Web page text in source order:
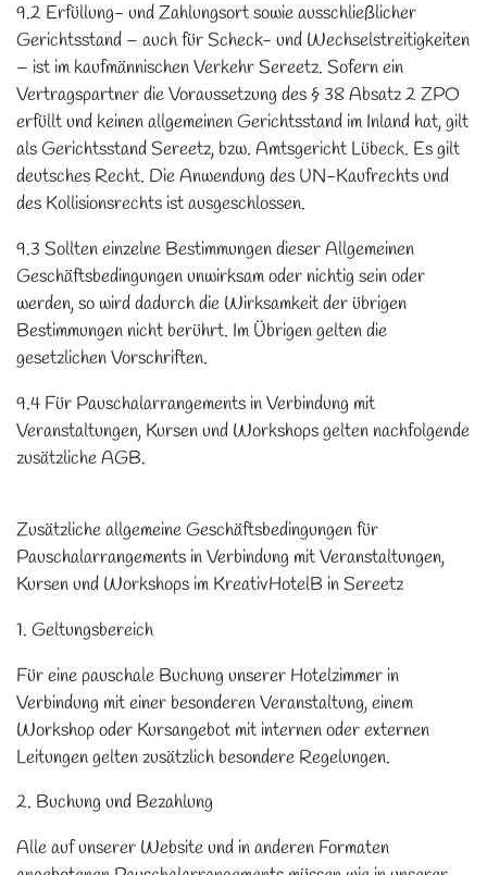
9.2 Erfüllung- und Zahlungsort sowie ausschließlicher
Gerichtsstand – auch für Scheck- und Wechselstreitigkeiten
– ist im kaufmännischen Verkehr Sereetz. Sofern ein
Vertragspartner die Voraussetzung des § 38 Absatz 2 ZPO
erfüllt und keinen allgemeinen Gerichtsstand im Inland hat, gilt
als Gerichtsstand Sereetz, bzw. Amtsgericht Lübeck. Es gilt
deutsches Recht. Die Anwendung des UN-Kaufrechts und
des Kollisionsrechts ist ausgeschlossen.
9.3 Sollten einzelne Bestimmungen dieser Allgemeinen
Geschäftsbedingungen unwirksam oder nichtig sein oder
werden, so wird dadurch die Wirksamkeit der übrigen
Bestimmungen nicht berührt. Im Übrigen gelten die
gesetzlichen Vorschriften.
9.4 Für Pauschalarrangements in Verbindung mit
Veranstaltungen, Kursen und Workshops gelten nachfolgende
zusätzliche AGB.
Zusätzliche allgemeine Geschäftsbedingungen für
Pauschalarrangements in Verbindung mit Veranstaltungen,
Kursen und Workshops im KreativHotelB in Sereetz
1. Geltungsbereich
Für eine pauschale Buchung unserer Hotelzimmer in
Verbindung mit einer besonderen Veranstaltung, einem
Workshop oder Kursangebot mit internen oder externen
Leitungen gelten zusätzlich besondere Regelungen.
2. Buchung und Bezahlung
Alle auf unserer Website und in anderen Formaten